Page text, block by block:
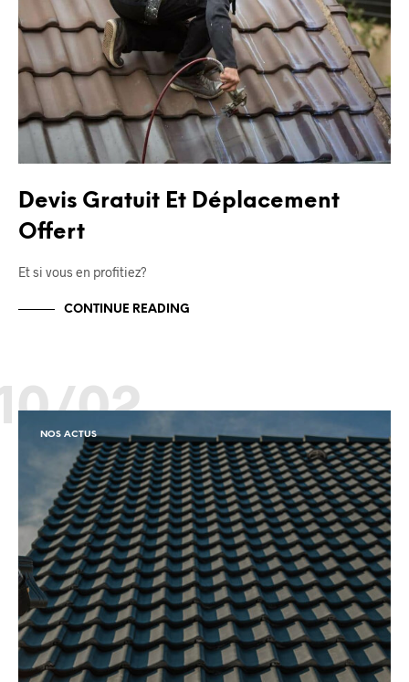
Devis Gratuit Et Déplacement
Offert
Et si vous en profitiez?
CONTINUE READING
02
NOS ACTUS